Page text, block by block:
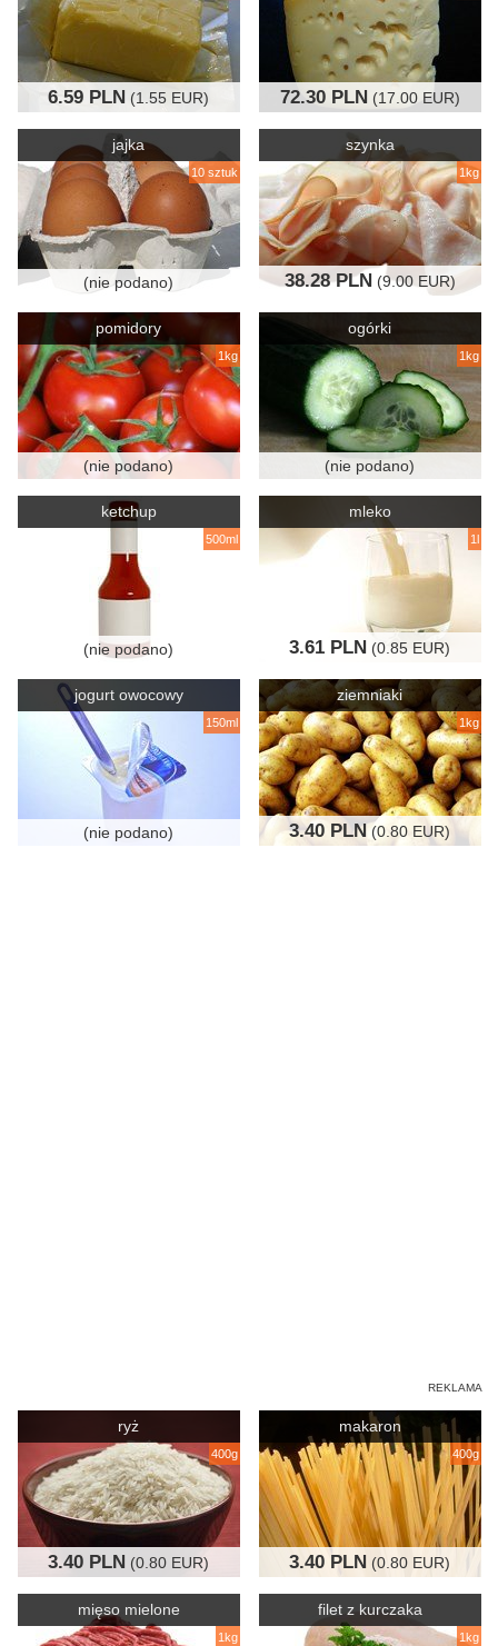
6.59 PLN (1.55 EUR) 72.30 PLN (17.00 EUR)
jajka
10 sztuk
(nie podano)
szynka
1kg
38.28 PLN (9.00 EUR)
pomidory
1kg
(nie podano)
ogórki
1kg
(nie podano)
ketchup
500ml
(nie podano)
mleko
1l
3.61 PLN (0.85 EUR)
jogurt owocowy
150ml
(nie podano)
ziemniaki
1kg
3.40 PLN (0.80 EUR)
ryż
400g
3.40 PLN (0.80 EUR)
makaron
400g
3.40 PLN (0.80 EUR)
mięso mielone
1kg
filet z kurczaka
1kg